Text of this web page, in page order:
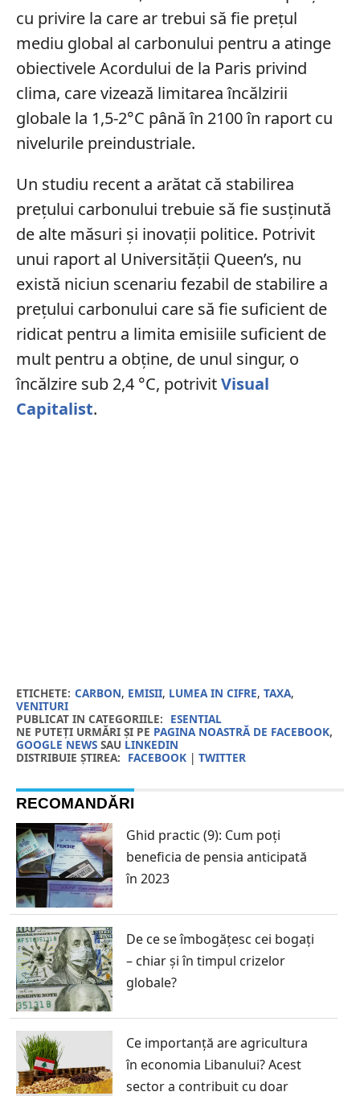
cu privire la care ar trebui să fie prețul
mediu global al carbonului pentru a atinge
obiectivele Acordului de la Paris privind
clima, care vizează limitarea încălzirii
globale la 1,5-2°C până în 2100 în raport cu
nivelurile preindustriale.
Un studiu recent a arătat că stabilirea
prețului carbonului trebuie să fie susținută
de alte măsuri și inovații politice. Potrivit
unui raport al Universității Queen’s, nu
există niciun scenariu fezabil de stabilire a
prețului carbonului care să fie suficient de
ridicat pentru a limita emisiile suficient de
mult pentru a obține, de unul singur, o
încălzire sub 2,4 °C, potrivitVisual
Capitalist.
ETICHETE: CARBON, EMISII, LUMEA IN CIFRE, TAXA,
VENITURI
PUBLICAT IN CATEGORIILE: ESENTIAL
NE PUTEȚI URMĂRI ȘI PE PAGINA NOASTRĂ DE FACEBOOK,
GOOGLE NEWSSAU LINKEDIN
DISTRIBUIE ȘTIREA: FACEBOOK| TWITTER
RECOMANDĂRI
Ghid practic (9): Cum poți
beneficia de pensia anticipată
în 2023
De ce se îmbogățesc cei bogați
– chiar și în timpul crizelor
globale?
Ce importanță are agricultura
în economia Libanului? Acest
sector a contribuit cu doar